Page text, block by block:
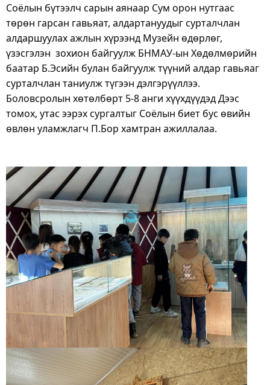
Соёлын бүтээлч сарын аянаар Сум орон нутгаас
төрөн гарсан гавьяат, алдартануудыг сурталчлан
алдаршуулах ажлын хүрээнд Музейн өдөрлөг,
үзэсгэлэн  зохион байгуулж БНМАУ-ын Хөдөлмөрийн
баатар Б.Эсийн булан байгуулж түүний алдар гавьяаг
сурталчлан таниулж түгээн дэлгэрүүллээ.
Боловсролын хөтөлбөрт 5-8 анги хүүхдүүдэд Дээс
томох, утас ээрэх сургалтыг Соёлын биет бус өвийн
өвлөн уламжлагч П.Бор хамтран ажиллалаа.